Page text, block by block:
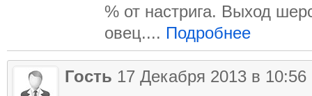
% от настрига. Выход
овец.... Подробнее
Гость 17 Декабря 2013 в 10:56